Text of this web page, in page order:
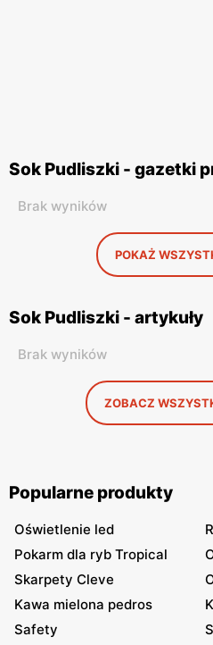
Sok Pudliszki - gazetki
Brak wyników
POKAŻ
Sok Pudliszki - artykuły
Brak wyników
ZOBACZ
Popularne produkty
Oświetlenie led
Pokarm dla ryb Tropical
Skarpety Cleve
Kawa mielona pedros
Safety